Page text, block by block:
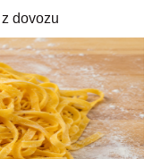
dovozu